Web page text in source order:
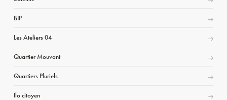
BIP
Les Ateliers 04
Quartier Mouvant
Quartiers Pluriels
Ilo citoyen